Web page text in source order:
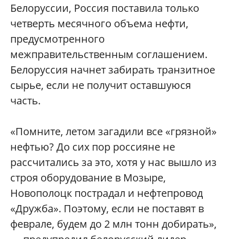
Белоруссии, Россия поставила только
четверть месячного объема нефти,
предусмотренного
межправительственным соглашением.
Белоруссия начнет забирать транзитное
сырье, если не получит оставшуюся
часть.
«Помните, летом загадили все «грязной»
нефтью? До сих пор россияне не
рассчитались за это, хотя у нас вышло из
строя оборудование в Мозыре,
Новополоцк пострадал и нефтепровод
«Дружба». Поэтому, если не поставят в
феврале, будем до 2 млн тонн добирать»,